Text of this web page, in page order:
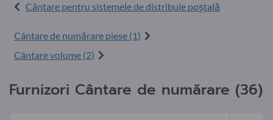
Cântare pentru sistemele de distribuie poștală
Cântare de numărare piese (1)
Cântare volume (2)
Furnizori Cântare de numărare (36)